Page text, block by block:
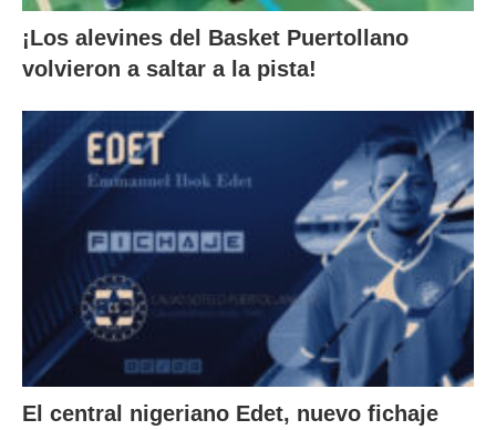
¡Los alevines del Basket Puertollano
volvieron a saltar a la pista!
El central nigeriano Edet, nuevo fichaje